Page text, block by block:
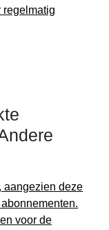
regelmatig
aangezien deze
voor de